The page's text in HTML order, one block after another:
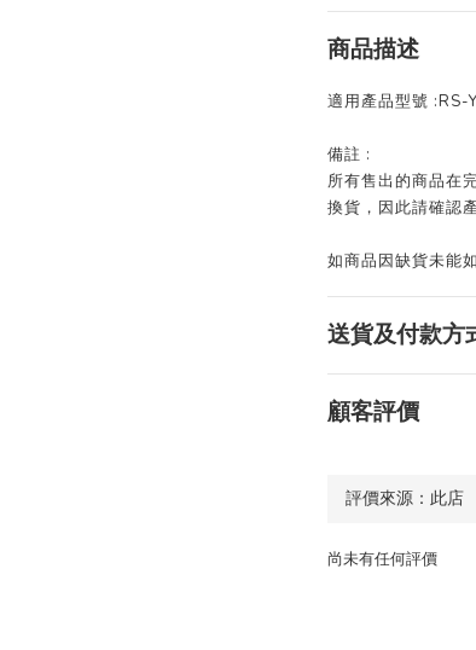
商品描述
適用產品型號 :RS-
備註 :
所有售出的商品在
換貨，因此請確認
如商品因缺貨未能
送貨及付款方
顧客評價
尚未有任何評價